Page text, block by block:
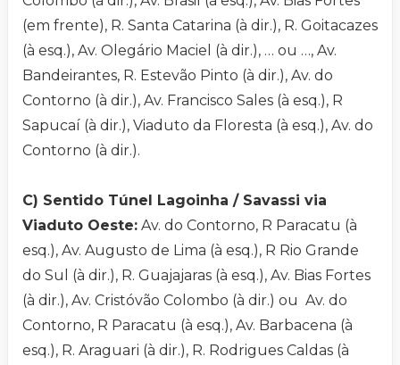
(em frente), R. Santa Catarina (à dir.), R. Goitacazes
(à esq.), Av. Olegário Maciel (à dir.), … ou …, Av.
Bandeirantes, R. Estevão Pinto (à dir.), Av. do
Contorno (à dir.), Av. Francisco Sales (à esq.), R
Sapucaí (à dir.), Viaduto da Floresta (à esq.), Av. do
Contorno (à dir.).
C) Sentido Túnel Lagoinha / Savassi via
Viaduto Oeste: Av. do Contorno, R Paracatu (à
esq.), Av. Augusto de Lima (à esq.), R Rio Grande
do Sul (à dir.), R. Guajajaras (à esq.), Av. Bias Fortes
(à dir.), Av. Cristóvão Colombo (à dir.) ou Av. do
Contorno, R Paracatu (à esq.), Av. Barbacena (à
esq.), R. Araguari (à dir.), R. Rodrigues Caldas (à